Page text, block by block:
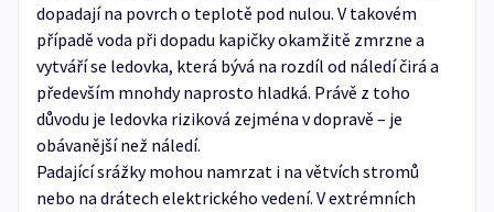
dopadají na povrch o teplotě pod nulou. V takovém
případě voda při dopadu kapičky okamžitě zmrzne a
vytváří se ledovka, která bývá na rozdíl od náledí čirá a
především mnohdy naprosto hladká. Právě z toho
důvodu je ledovka riziková zejména v dopravě – je
obávanější než náledí.
Padající srážky mohou namrzat i na větvích stromů
nebo na drátech elektrického vedení. V extrémních